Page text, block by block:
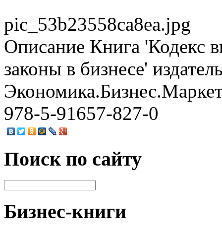
pic_53b23558ca8ea.jpg
Описание Книга 'Кодекс
законы в бизнесе'
978-5-91657-827-0
Поиск по сайту
Бизнес-книги